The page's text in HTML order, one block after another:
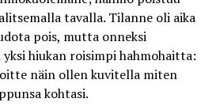
tavalla. Tilanne oli aika
pois, mutta onneksi
hiukan roisimpi hahmohaitta:
näin ollen kuvitella miten
kohtasi.